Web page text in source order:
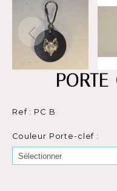
Ref : PC B
Couleur Porte-clef :